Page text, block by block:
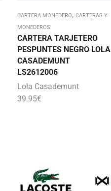
CARTERA MONEDERO, CARTERAS Y
MONEDEROS
CARTERA TARJETERO
PESPUNTES NEGRO LOLA
CASADEMUNT
LS2612006
Lola Casademunt
39.95€